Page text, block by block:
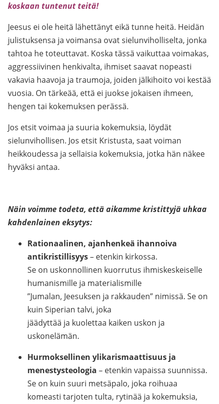
koskaan tuntenut teitä!
Jeesus ei ole heitä lähettänyt eikä tunne heitä. Heidän
julistuksensa ja voimansa ovat sielunviholliselta, jonka
tahtoa he toteuttavat. Koska tässä vaikuttaa voimakas,
aggressiivinen henkivalta, ihmiset saavat nopeasti
vakavia haavoja ja traumoja, joiden jälkihoito voi kestää
vuosia. On tärkeää, että ei juokse jokaisen ihmeen,
hengen tai kokemuksen perässä.
Jos etsit voimaa ja suuria kokemuksia, löydät
sielunvihollisen. Jos etsit Kristusta, saat voiman
heikkoudessa ja sellaisia kokemuksia, jotka hän näkee
hyväksi antaa.
Näin voimme todeta, että aikamme kristittyjä uhkaa
kahdenlainen eksytys:
Rationaalinen, ajanhenkeä ihannoiva
antikristillisyys– etenkin kirkossa.
Se on uskonnollinen kuorrutus ihmiskeskeiselle
humanismille ja materialismille
”Jumalan, Jeesuksen ja rakkauden” nimissä. Se on
kuin Siperian talvi, joka
jäädyttää ja kuolettaa kaiken uskon ja
uskonelämän.
Hurmoksellinen ylikarismaattisuus ja
menestysteologia – etenkin vapaissa suunnissa.
Se on kuin suuri metsäpalo, joka roihuaa
komeasti tarjoten tulta, rytinää ja kokemuksia,